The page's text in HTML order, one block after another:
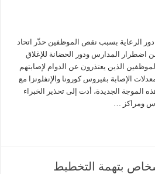
الرعاية بسبب نقص الموظفين حذّر اتحاد
من اضطرار المدارس ودور الحضانة للإغلاق
الذين يعتذرون عن الدوام لإصابتهم
الإصابة بفيروس كورونا والإنفلونزا مع
الموجة الجديدة، أدت إلى تحذير الخبراء
ومراكز …
بتهمة التخطيط